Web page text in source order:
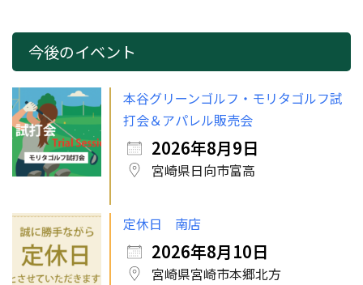
今後のイベント
本谷グリーンゴルフ・モリタゴルフ試
打会＆アパレル販売会
2026年8月9日
宮崎県日向市富高
定休日 南店
2026年8月10日
宮崎県宮崎市本郷北方